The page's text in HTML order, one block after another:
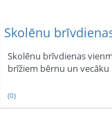
Skolēnu
Skolēnu brīvdienas
brīžiem bērnu un vecāku
(0)